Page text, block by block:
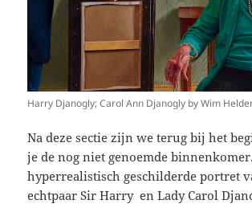
Harry Djanogly; Carol Ann Djanogly by Wim
Na deze sectie zijn we terug bij het
je de nog niet genoemde
hyperrealistisch geschilderde portret
echtpaar Sir Harry en Lady Carol